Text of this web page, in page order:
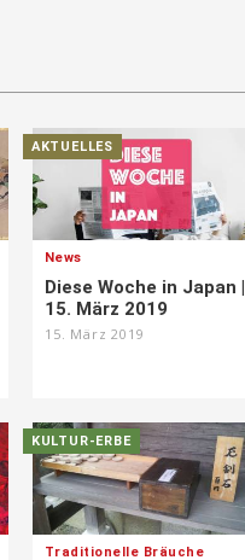
AKTUELLES
News
Diese Woche in Japan |
15. März 2019
15. März 2019
KULTUR-ERBE
Traditionelle Bräuche